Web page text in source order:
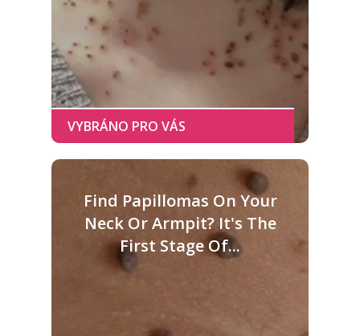
Find Papillomas On Your
Neck Or Armpit? It's The
First Stage Of...